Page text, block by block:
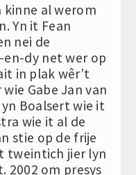
kinne al werom
Yn it Fean
nei de
dy net wer op
in plak wêr’t
Gabe Jan van
Boalsert wie it
wie it al de
stie op de frije
tweintich jier lyn
2002 om presys